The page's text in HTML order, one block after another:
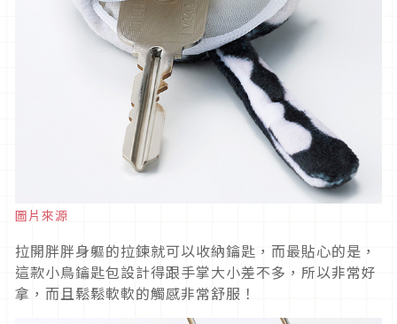
圖片來源
拉開胖胖身軀的拉鍊就可以收納鑰匙，而最貼心的是，
這款小鳥鑰匙包設計得跟手掌大小差不多，所以非常好
拿，而且鬆鬆軟軟的觸感非常舒服！